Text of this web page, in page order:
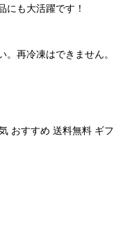
にも大活躍です！
。再冷凍はできません。
おすすめ 送料無料 ギフ